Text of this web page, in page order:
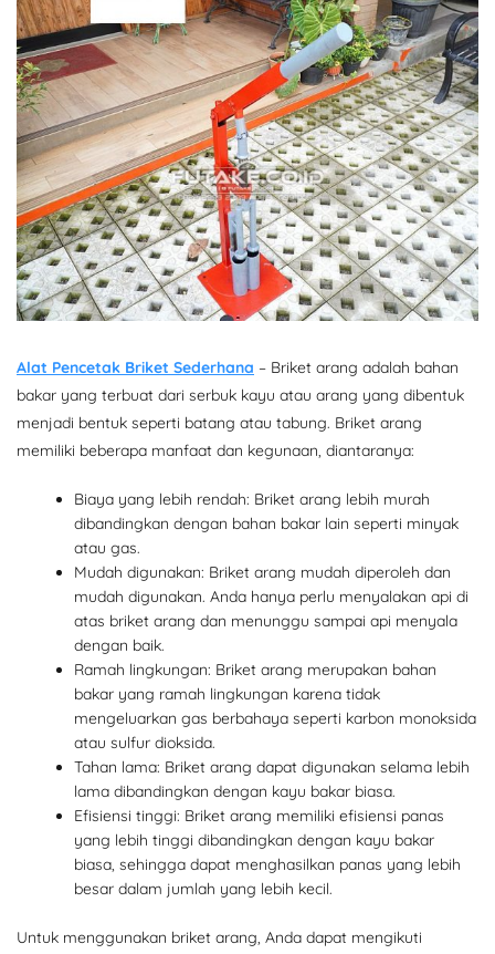
Alat Pencetak Briket Sederhana – Briket arang adalah bahan
bakar yang terbuat dari serbuk kayu atau arang yang dibentuk
menjadi bentuk seperti batang atau tabung. Briket arang
memiliki beberapa manfaat dan kegunaan, diantaranya:
Biaya yang lebih rendah: Briket arang lebih murah
dibandingkan dengan bahan bakar lain seperti minyak
atau gas.
Mudah digunakan: Briket arang mudah diperoleh dan
mudah digunakan. Anda hanya perlu menyalakan api di
atas briket arang dan menunggu sampai api menyala
dengan baik.
Ramah lingkungan: Briket arang merupakan bahan
bakar yang ramah lingkungan karena tidak
mengeluarkan gas berbahaya seperti karbon monoksida
atau sulfur dioksida.
Tahan lama: Briket arang dapat digunakan selama lebih
lama dibandingkan dengan kayu bakar biasa.
Efisiensi tinggi: Briket arang memiliki efisiensi panas
yang lebih tinggi dibandingkan dengan kayu bakar
biasa, sehingga dapat menghasilkan panas yang lebih
besar dalam jumlah yang lebih kecil.
Untuk menggunakan briket arang, Anda dapat mengikuti